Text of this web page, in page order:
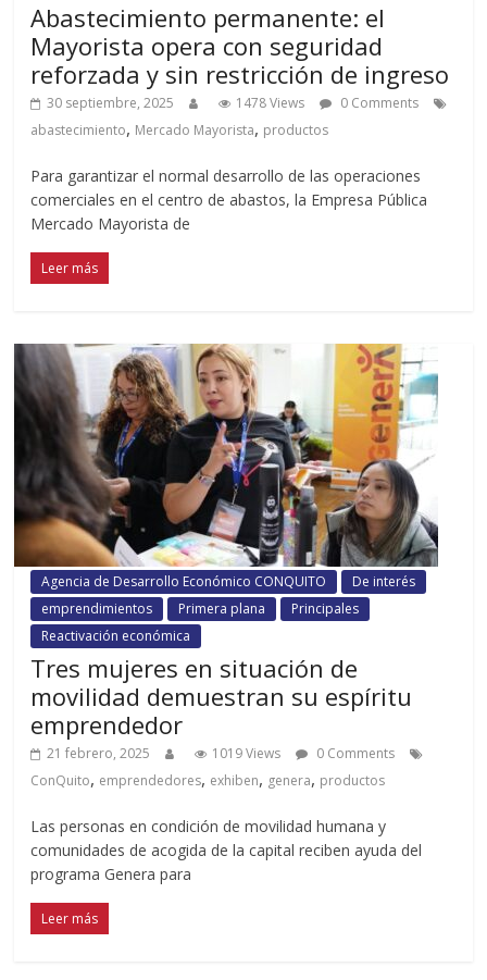
Abastecimiento permanente: el
Mayorista opera con seguridad
reforzada y sin restricción de ingreso
30 septiembre, 2025 1478 Views
0 Comments
abastecimiento, Mercado Mayorista, productos
Para garantizar el normal desarrollo de las operaciones
comerciales en el centro de abastos, la Empresa Pública
Mercado Mayorista de
Leer más
Agencia de Desarrollo Económico CONQUITO
De interés
emprendimientos
Primera plana
Principales
Reactivación económica
Tres mujeres en situación de
movilidad demuestran su espíritu
emprendedor
21 febrero, 2025 1019 Views
0 Comments
ConQuito, emprendedores, exhiben, genera, productos
Las personas en condición de movilidad humana y
comunidades de acogida de la capital reciben ayuda del
programa Genera para
Leer más